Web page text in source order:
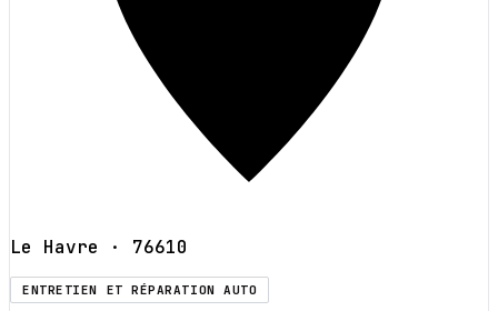
Le Havre · 76610
ENTRETIEN ET RÉPARATION AUTO